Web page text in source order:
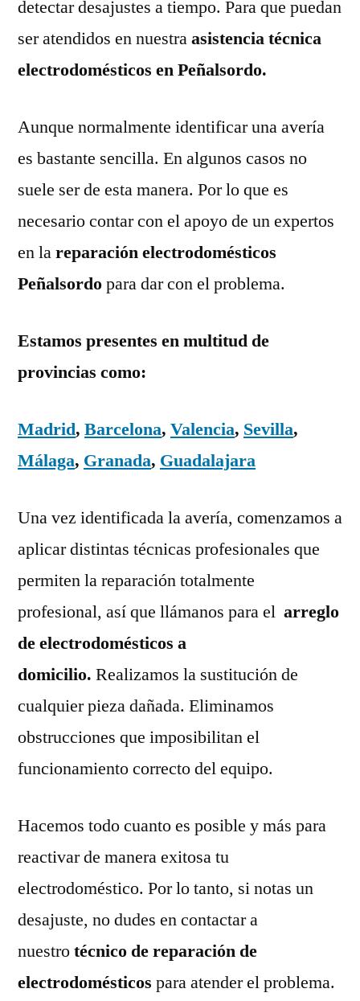
detectar desajustes a tiempo. Para que puedan
ser atendidos en nuestraasistencia técnica
electrodomésticos en Peñalsordo.
Aunque normalmente identificar una avería
es bastante sencilla. En algunos casos no
suele ser de esta manera. Por lo que es
necesario contar con el apoyo de un expertos
en lareparación electrodomésticos
Peñalsordopara dar con el problema.
Estamos presentes en multitud de
provincias como:
Madrid, Barcelona, Valencia, Sevilla,
Málaga, Granada, Guadalajara
Una vez identificada la avería, comenzamos a
aplicar distintas técnicas profesionales que
permiten la reparación totalmente
profesional, así que llámanos para el arreglo
de electrodomésticos a
domicilio. Realizamos la sustitución de
cualquier pieza dañada. Eliminamos
obstrucciones que imposibilitan el
funcionamiento correcto del equipo.
Hacemos todo cuanto es posible y más para
reactivar de manera exitosa tu
electrodoméstico. Por lo tanto, si notas un
desajuste, no dudes en contactar a
nuestrotécnico de reparación de
electrodomésticos para atender el problema.